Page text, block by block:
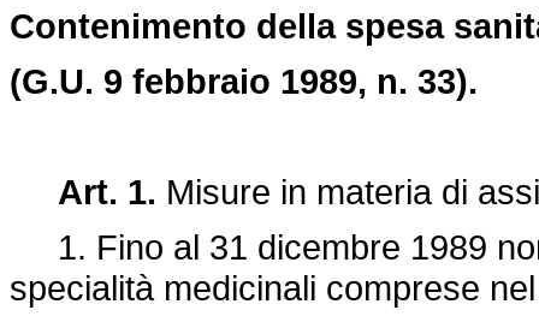
Contenimento della spesa
(G.U. 9 febbraio 1989, n. 33).
Art. 1. Misure in materia di
1. Fino al 31 dicembre 1989
specialità medicinali comprese